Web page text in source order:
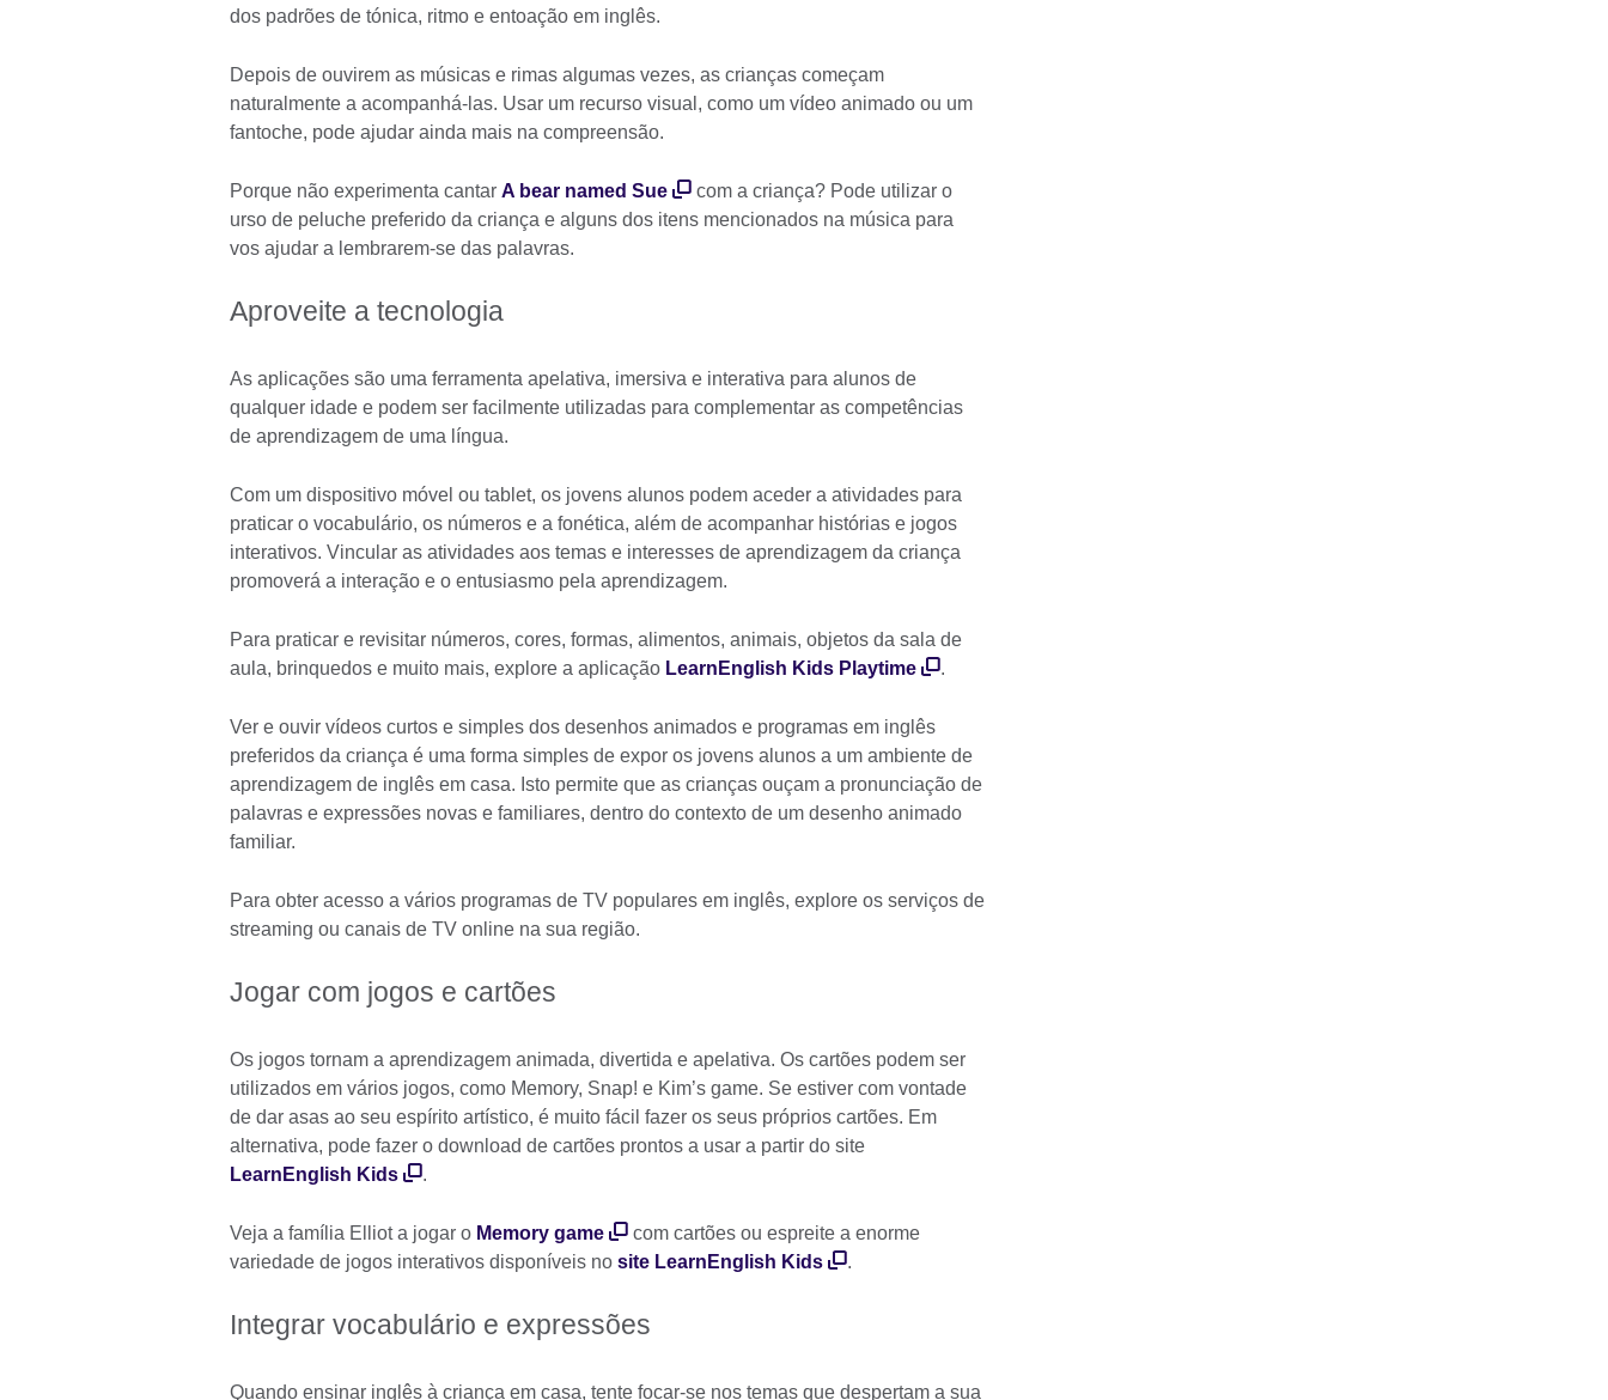
dos padrões de tónica, ritmo e entoação em inglês.
Depois de ouvirem as músicas e rimas algumas vezes, as crianças começam
naturalmente a acompanhá-las. Usar um recurso visual, como um vídeo animado ou um
fantoche, pode ajudar ainda mais na compreensão.
Porque não experimenta cantar A bear named Sue
com a criança? Pode utilizar o
urso de peluche preferido da criança e alguns dos itens mencionados na música para
vos ajudar a lembrarem-se das palavras.
Aproveite a tecnologia
As aplicações são uma ferramenta apelativa, imersiva e interativa para alunos de
qualquer idade e podem ser facilmente utilizadas para complementar as competências
de aprendizagem de uma língua.
Com um dispositivo móvel ou tablet, os jovens alunos podem aceder a atividades para
praticar o vocabulário, os números e a fonética, além de acompanhar histórias e jogos
interativos. Vincular as atividades aos temas e interesses de aprendizagem da criança
promoverá a interação e o entusiasmo pela aprendizagem.
Para praticar e revisitar números, cores, formas, alimentos, animais, objetos da sala de
aula, brinquedos e muito mais, explore a aplicação LearnEnglish Kids Playtime .
Ver e ouvir vídeos curtos e simples dos desenhos animados e programas em inglês
preferidos da criança é uma forma simples de expor os jovens alunos a um ambiente de
aprendizagem de inglês em casa. Isto permite que as crianças ouçam a pronunciação de
palavras e expressões novas e familiares, dentro do contexto de um desenho animado
familiar.
Para obter acesso a vários programas de TV populares em inglês, explore os serviços de
streaming ou canais de TV online na sua região.
Jogar com jogos e cartões
Os jogos tornam a aprendizagem animada, divertida e apelativa. Os cartões podem ser
utilizados em vários jogos, como Memory, Snap! e Kim’s game. Se estiver com vontade
de dar asas ao seu espírito artístico, é muito fácil fazer os seus próprios cartões. Em
alternativa, pode fazer o download de cartões prontos a usar a partir do site
LearnEnglish Kids
.
Veja a família Elliot a jogar o Memory game
com cartões ou espreite a enorme
variedade de jogos interativos disponíveis no site LearnEnglish Kids .
Integrar vocabulário e expressões
Quando ensinar inglês à criança em casa, tente focar-se nos temas que despertam a sua